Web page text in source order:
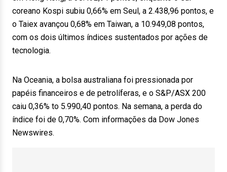
coreano Kospi subiu 0,66% em Seul, a 2.438,96 pontos, e
o Taiex avançou 0,68% em Taiwan, a 10.949,08 pontos,
com os dois últimos índices sustentados por ações de
tecnologia.
Na Oceania, a bolsa australiana foi pressionada por
papéis financeiros e de petrolíferas, e o S&P/ASX 200
caiu 0,36% to 5.990,40 pontos. Na semana, a perda do
índice foi de 0,70%. Com informações da Dow Jones
Newswires.